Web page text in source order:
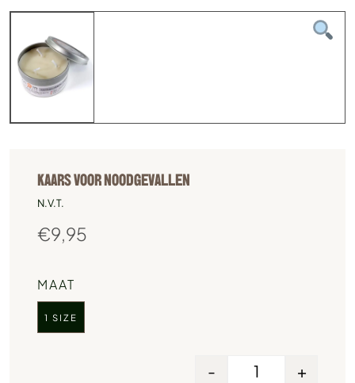
KAARS VOOR NOODGEVALLEN
N.V.T.
€9,95
MAAT
1 SIZE
- +